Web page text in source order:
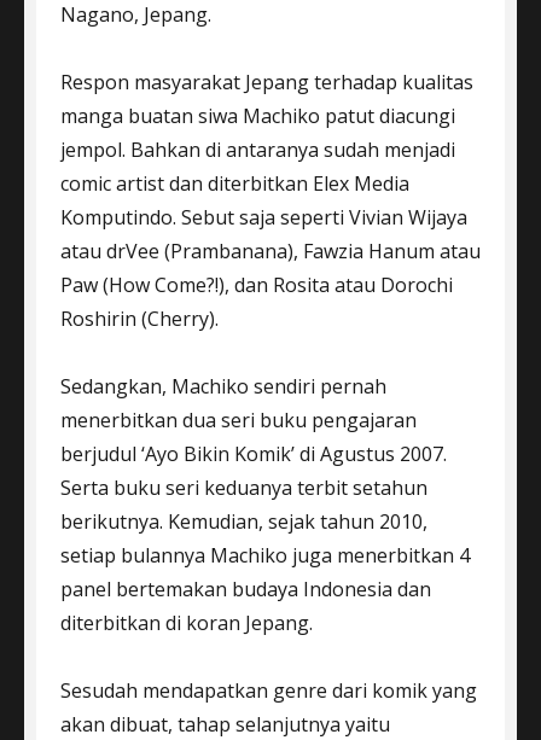
Nagano, Jepang.
Respon masyarakat Jepang terhadap kualitas
manga buatan siwa Machiko patut diacungi
jempol. Bahkan di antaranya sudah menjadi
comic artist dan diterbitkan Elex Media
Komputindo. Sebut saja seperti Vivian Wijaya
atau drVee (Prambanana), Fawzia Hanum atau
Paw (How Come?!), dan Rosita atau Dorochi
Roshirin (Cherry).
Sedangkan, Machiko sendiri pernah
menerbitkan dua seri buku pengajaran
berjudul ‘Ayo Bikin Komik’ di Agustus 2007.
Serta buku seri keduanya terbit setahun
berikutnya. Kemudian, sejak tahun 2010,
setiap bulannya Machiko juga menerbitkan 4
panel bertemakan budaya Indonesia dan
diterbitkan di koran Jepang.
Sesudah mendapatkan genre dari komik yang
akan dibuat, tahap selanjutnya yaitu